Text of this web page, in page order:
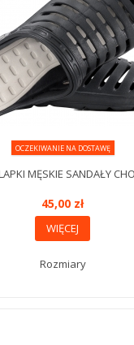
OCZEKIWANIE NA DOSTAWĘ
MĘSKIE SANDAŁY
45,00 zł
WIĘCEJ
Rozmiary